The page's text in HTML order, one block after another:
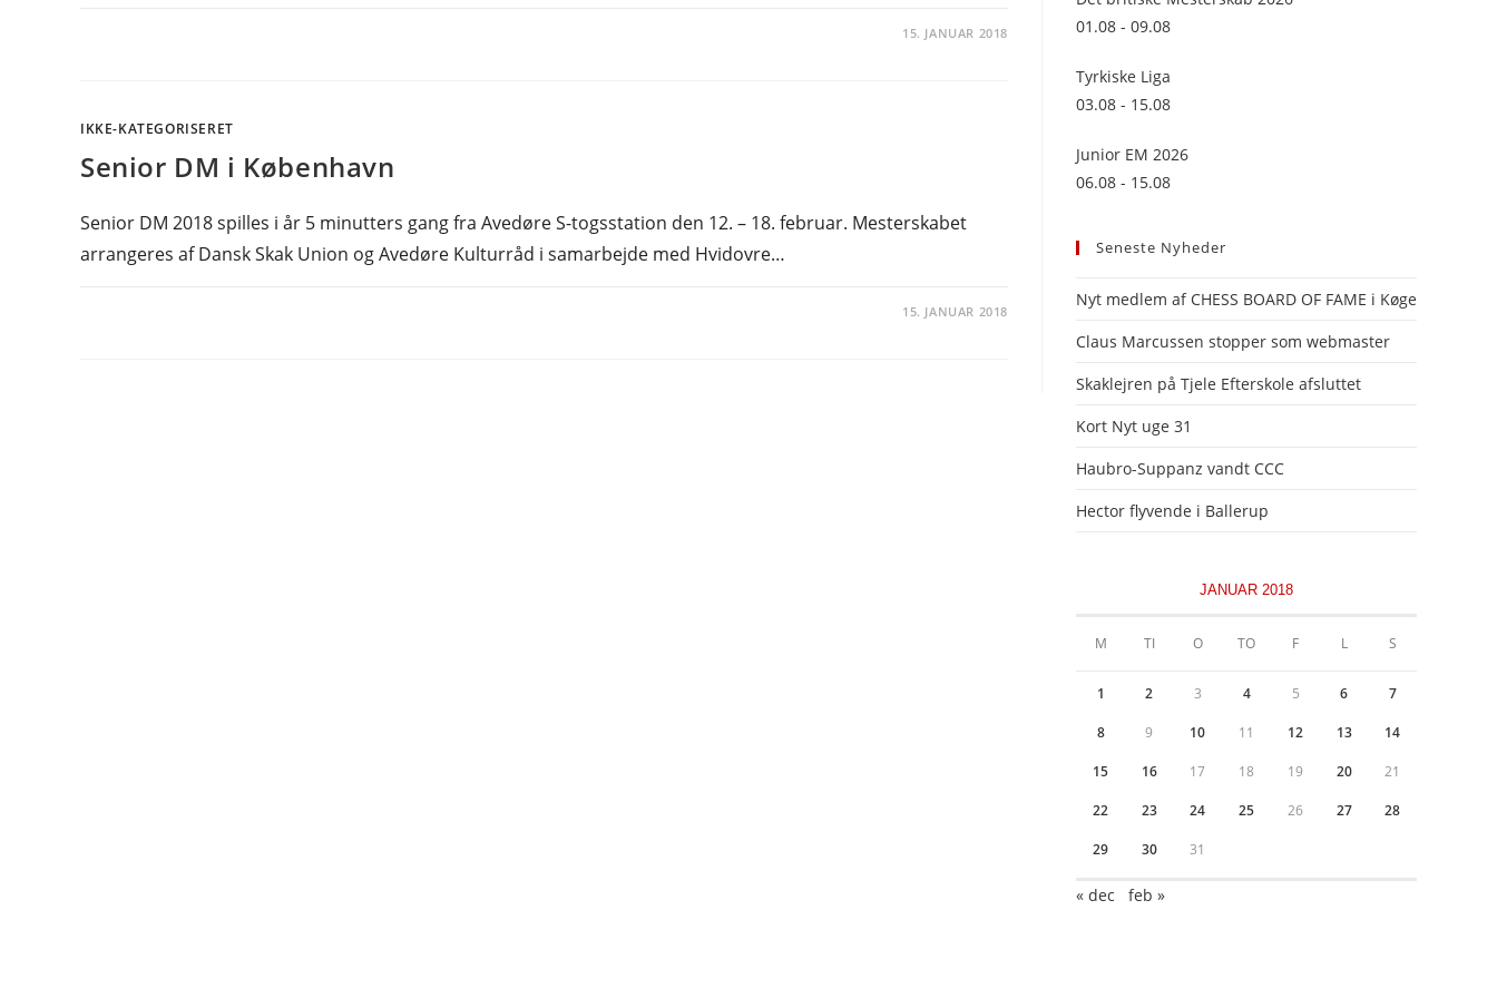
15. JANUAR 2018
IKKE-KATEGORISERET
Senior DM i København
Senior DM 2018 spilles i år 5 minutters gang fra Avedøre S-togsstation den 12. – 18. februar. Mesterskabet
arrangeres af Dansk Skak Union og Avedøre Kulturråd i samarbejde med Hvidovre…
15. JANUAR 2018
01.08 - 09.08
Tyrkiske Liga
03.08 - 15.08
Junior EM 2026
06.08 - 15.08
Seneste Nyheder
Nyt medlem af CHESS BOARD OF FAME i Køge
Claus Marcussen stopper som webmaster
Skaklejren på Tjele Efterskole afsluttet
Kort Nyt uge 31
Haubro-Suppanz vandt CCC
Hector flyvende i Ballerup
JANUAR 2018
M TI O TO F L S
1 2 3 4 5 6 7
8 9 10 11 12 13 14
15 16 17 18 19 20 21
22 23 24 25 26 27 28
29 30 31
« dec feb »